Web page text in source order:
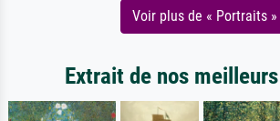
Voir plus de « Portraits »
Extrait de nos